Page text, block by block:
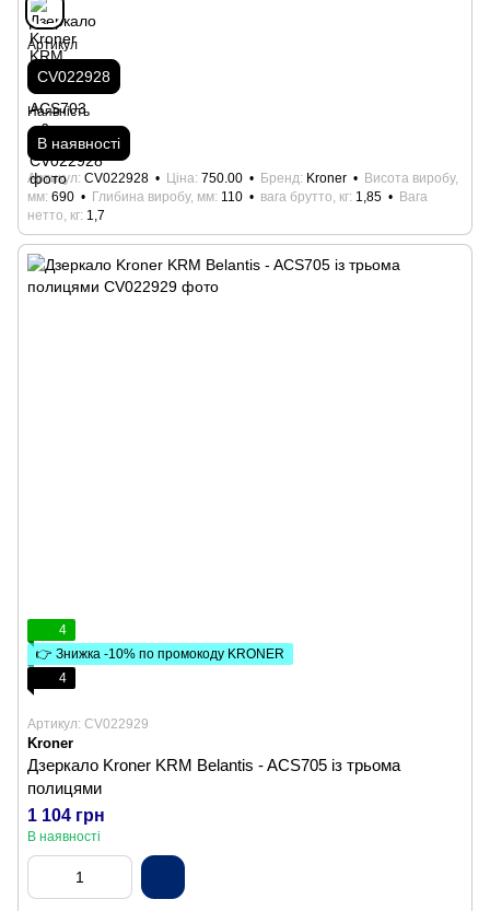
Артикул
CV022928
Наявність
В наявності
Артикул CV022928 Ціна 750.00 Бренд Kroner
Висота виробу,
мм 690 Глибина виробу, мм 110 вага брутто, кг 1,85
Вага
нетто, кг 1,7
4
👉 Знижка -10% по промокоду KRONER
4
Артикул: CV022929
Kroner
Дзеркало Kroner KRM Belantis - ACS705 із трьома
полицями
1 104 грн
В наявності